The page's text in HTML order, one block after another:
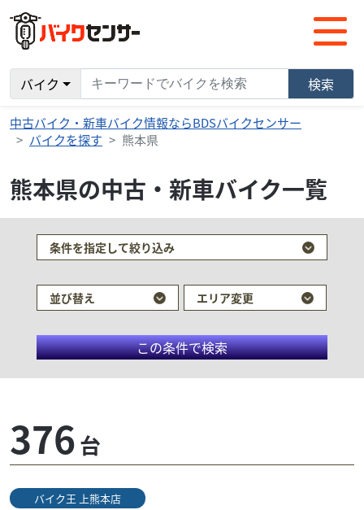
バイク 検索
中古バイク・新車バイク情報ならBDSバイクセンサー
バイクを探す
熊本県
熊本県の中古・新車バイク一覧
スズキ
条件を指定して絞り込み
並び替え エリア変更
この条件で検索
376台
バイク王 上熊本店